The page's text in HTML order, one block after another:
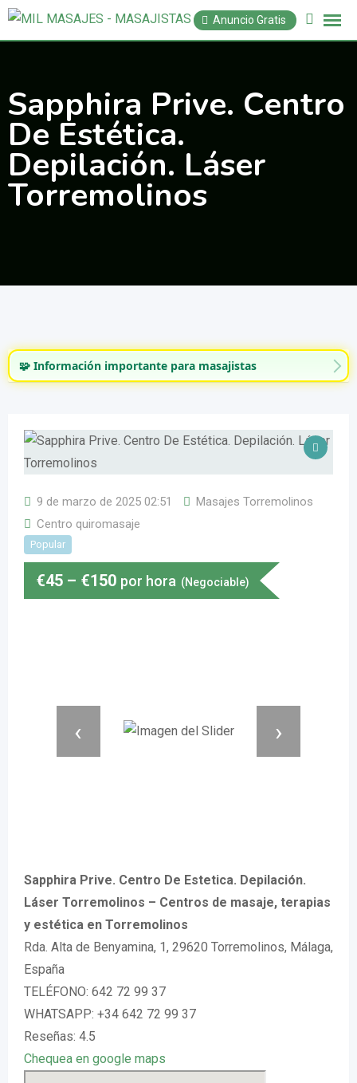
Saltar
Anuncio Gratis
Sapphira Prive. Centro
De Estética.
Depilación. Láser
Torremolinos
🧩 Información importante para masajistas
9 de marzo de 2025 02:51
Masajes Torremolinos
Centro quiromasaje
Popular
€45 – €150 por hora (Negociable)
‹ ›
Sapphira Prive. Centro De Estetica. Depilación.
Láser Torremolinos – Centros de masaje, terapias
y estética en Torremolinos
Rda. Alta de Benyamina, 1, 29620 Torremolinos, Málaga,
España
TELÉFONO: 642 72 99 37
WHATSAPP: +34 642 72 99 37
Reseñas: 4.5
Chequea en google maps